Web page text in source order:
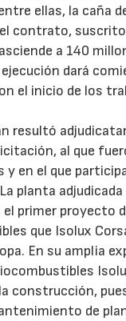
ellas, la caña
contrato, suscrito
a 140
dará
el inicio de los
resultó
al que
y en el que
planta adjudicada
el primer proyecto
que Isolux
En su amplia
construcción,
de